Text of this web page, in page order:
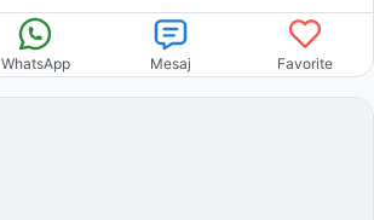
WhatsApp Mesaj Favorite